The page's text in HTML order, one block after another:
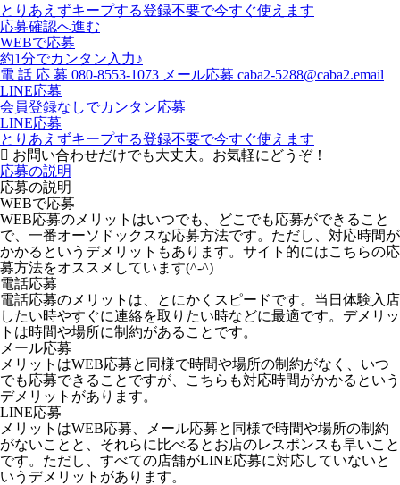
とりあえずキープする登録不要で今すぐ使えます
応募確認へ進む
WEBで応募
約1分でカンタン入力♪
電 話 応 募 080-8553-1073 メール応募 caba2-5288@caba2.email
LINE応募
会員登録なしでカンタン応募
LINE応募
とりあえずキープする登録不要で今すぐ使えます
お問い合わせだけでも大丈夫。お気軽にどうぞ！
応募の説明
応募の説明
WEBで応募
WEB応募のメリットはいつでも、どこでも応募ができること
で、一番オーソドックスな応募方法です。ただし、対応時間が
かかるというデメリットもあります。サイト的にはこちらの応
募方法をオススメしています(^-^)
電話応募
電話応募のメリットは、とにかくスピードです。当日体験入店
したい時やすぐに連絡を取りたい時などに最適です。デメリッ
トは時間や場所に制約があることです。
メール応募
メリットはWEB応募と同様で時間や場所の制約がなく、いつ
でも応募できることですが、こちらも対応時間がかかるという
デメリットがあります。
LINE応募
メリットはWEB応募、メール応募と同様で時間や場所の制約
がないことと、それらに比べるとお店のレスポンスも早いこと
です。ただし、すべての店舗がLINE応募に対応していないと
いうデメリットがあります。